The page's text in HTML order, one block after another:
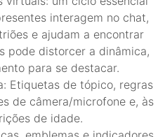
interagem no chat,
e ajudam a encontrar
pode distorcer a dinâmica,
para se destacar.
Etiquetas de tópico, regras
de câmera/microfone e, às
de idade.